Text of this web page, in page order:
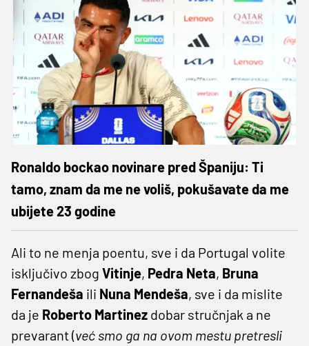
Ronaldo bockao novinare pred Španiju: Ti
tamo, znam da me ne voliš, pokušavate da me
ubijete 23 godine
Ali to ne menja poentu, sve i da Portugal volite
isključivo zbog Vitinje, Pedra Neta, Bruna
Fernandeša ili Nuna Mendeša, sve i da mislite
da je Roberto Martinez dobar stručnjak a ne
prevarant (već smo ga na ovom mestu pretresli